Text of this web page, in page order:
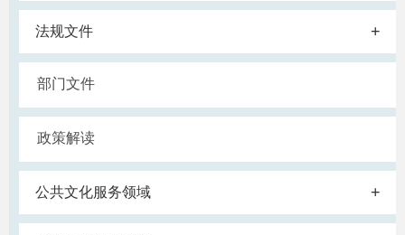
法规文件 +
部门文件
政策解读
公共文化服务领域 +